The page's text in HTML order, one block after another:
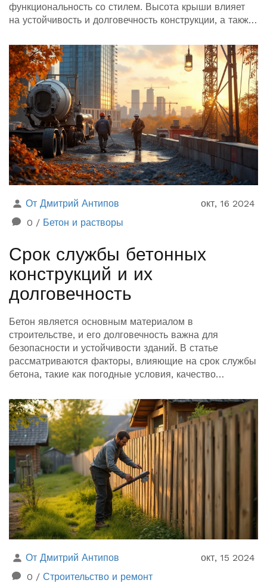
функциональность со стилем. Высота крыши влияет
на устойчивость и долговечность конструкции, а также
рассматриваются основные принципы, расчетные
формулы и советы по выполнению рассчетов,
включая климатические особенности и выбор
материалов. Читатели узнают, как избежать типичных
ошибок и создать комфортное жилое пространство,
начиная с крыши.
От Дмитрий Антипов
окт, 16 2024
0 / Бетон и растворы
Срок службы бетонных
конструкций и их
долговечность
Бетон является основным материалом в
строительстве, и его долговечность важна для
безопасности и устойчивости зданий. В статье
рассматриваются факторы, влияющие на срок службы
бетона, такие как погодные условия, качество
обсуждаются современные технологии, позволяющие
увеличить его долговечность. Приводятся советы для
продления срока службы бетонных элементов в
строительных проектах.
От Дмитрий Антипов
окт, 15 2024
0 / Строительство и ремонт